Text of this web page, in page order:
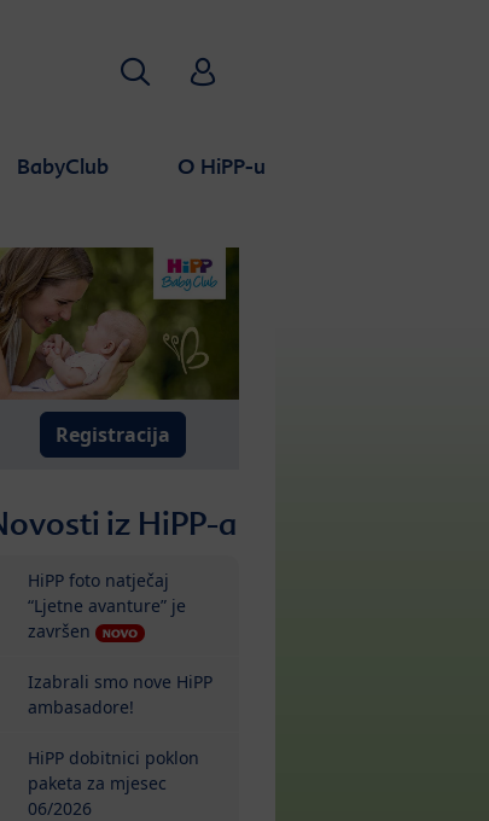
BabyClub O HiPP-u
Traži HiPP Babyclub
Registracija
iz HiPP-a
HiPP foto natječaj
“Ljetne avanture” je
završen
Izabrali smo nove HiPP
ambasadore!
HiPP dobitnici poklon
paketa za mjesec
06/2026